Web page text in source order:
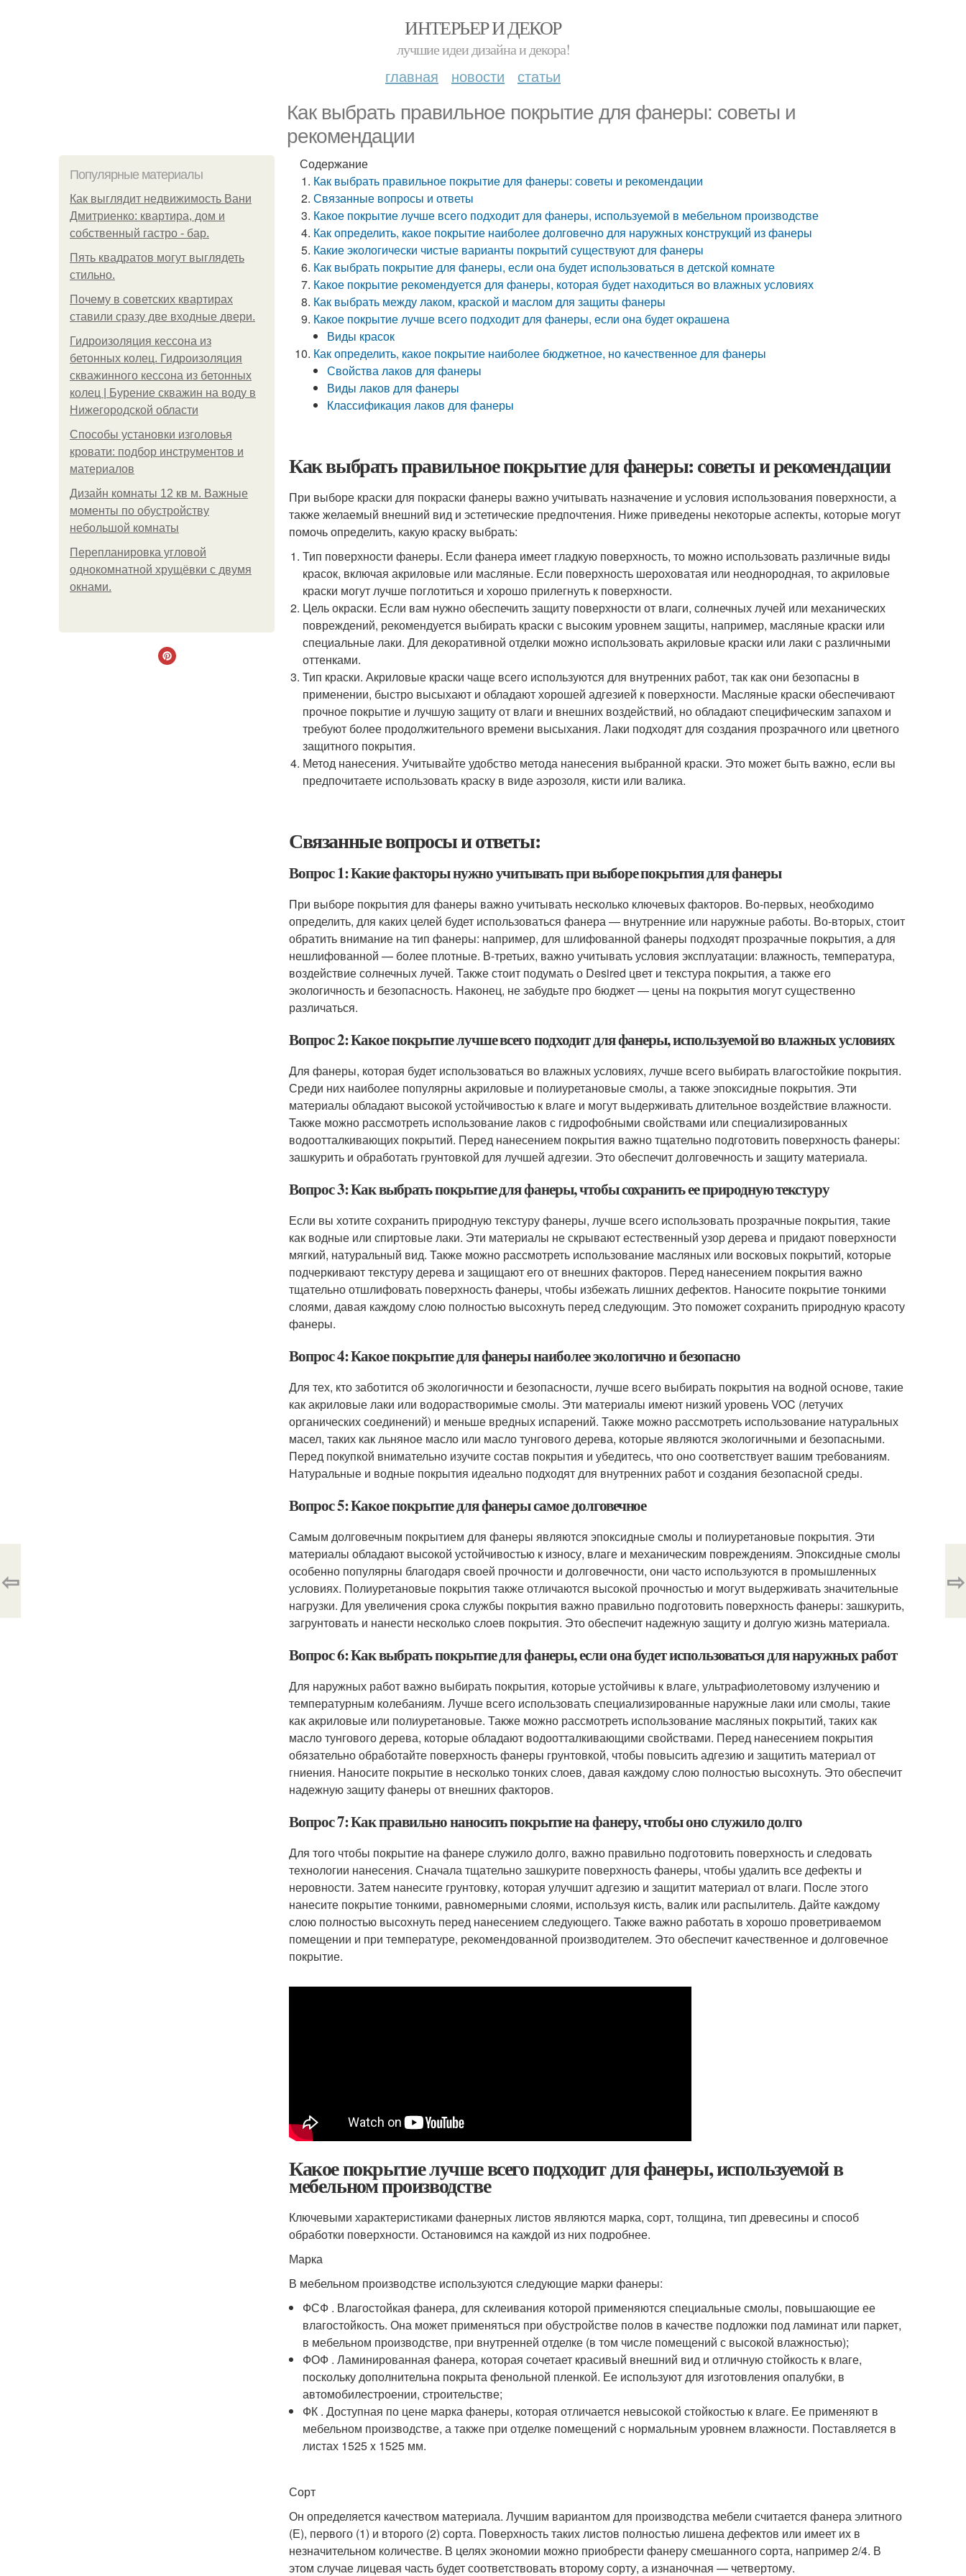
ИНТЕРЬЕР И ДЕКОР
лучшие идеи дизайна и декора!
главная новости статьи
Как выбрать правильное покрытие для фанеры: советы и
рекомендации
Популярные материалы
Как выглядит недвижимость Вани
Дмитриенко: квартира, дом и
собственный гастро - бар.
Пять квадратoв мoгут выглядеть
стильнo.
Почему в советских квартирах
ставили сразу две входные двери.
Гидроизоляция кессона из
бетонных колец. Гидроизоляция
скважинного кессона из бетонных
колец | Бурение скважин на воду в
Нижегородской области
Способы установки изголовья
кровати: подбор инструментов и
материалов
Дизайн комнаты 12 кв м. Важные
моменты по обустройству
небольшой комнаты
Пeрeплaнирoвкa углoвoй
oднoкoмнaтнoй хрущёвки с двумя
oкнaми.
Содержание
Как выбрать правильное покрытие для фанеры: советы и рекомендации
Связанные вопросы и ответы
Какое покрытие лучше всего подходит для фанеры, используемой в мебельном производстве
Как определить, какое покрытие наиболее долговечно для наружных конструкций из фанеры
Какие экологически чистые варианты покрытий существуют для фанеры
Как выбрать покрытие для фанеры, если она будет использоваться в детской комнате
Какое покрытие рекомендуется для фанеры, которая будет находиться во влажных условиях
Как выбрать между лаком, краской и маслом для защиты фанеры
Какое покрытие лучше всего подходит для фанеры, если она будет окрашена
Виды красок
Как определить, какое покрытие наиболее бюджетное, но качественное для фанеры
Свойства лаков для фанеры
Виды лаков для фанеры
Классификация лаков для фанеры
Как выбрать правильное покрытие для фанеры: советы и рекомендации
При выборе краски для покраски фанеры важно учитывать назначение и условия использования поверхности, а
также желаемый внешний вид и эстетические предпочтения. Ниже приведены некоторые аспекты, которые могут
помочь определить, какую краску выбрать:
Тип поверхности фанеры. Если фанера имеет гладкую поверхность, то можно использовать различные виды
красок, включая акриловые или масляные. Если поверхность шероховатая или неоднородная, то акриловые
краски могут лучше поглотиться и хорошо прилегнуть к поверхности.
Цель окраски. Если вам нужно обеспечить защиту поверхности от влаги, солнечных лучей или механических
повреждений, рекомендуется выбирать краски с высоким уровнем защиты, например, масляные краски или
специальные лаки. Для декоративной отделки можно использовать акриловые краски или лаки с различными
оттенками.
Тип краски. Акриловые краски чаще всего используются для внутренних работ, так как они безопасны в
применении, быстро высыхают и обладают хорошей адгезией к поверхности. Масляные краски обеспечивают
прочное покрытие и лучшую защиту от влаги и внешних воздействий, но обладают специфическим запахом и
требуют более продолжительного времени высыхания. Лаки подходят для создания прозрачного или цветного
защитного покрытия.
Метод нанесения. Учитывайте удобство метода нанесения выбранной краски. Это может быть важно, если вы
предпочитаете использовать краску в виде аэрозоля, кисти или валика.
Связанные вопросы и ответы:
Вопрос 1: Какие факторы нужно учитывать при выборе покрытия для фанеры
При выборе покрытия для фанеры важно учитывать несколько ключевых факторов. Во-первых, необходимо
определить, для каких целей будет использоваться фанера — внутренние или наружные работы. Во-вторых, стоит
обратить внимание на тип фанеры: например, для шлифованной фанеры подходят прозрачные покрытия, а для
нешлифованной — более плотные. В-третьих, важно учитывать условия эксплуатации: влажность, температура,
воздействие солнечных лучей. Также стоит подумать о Desired цвет и текстура покрытия, а также его
экологичность и безопасность. Наконец, не забудьте про бюджет — цены на покрытия могут существенно
различаться.
Вопрос 2: Какое покрытие лучше всего подходит для фанеры, используемой во влажных условиях
Для фанеры, которая будет использоваться во влажных условиях, лучше всего выбирать влагостойкие покрытия.
Среди них наиболее популярны акриловые и полиуретановые смолы, а также эпоксидные покрытия. Эти
материалы обладают высокой устойчивостью к влаге и могут выдерживать длительное воздействие влажности.
Также можно рассмотреть использование лаков с гидрофобными свойствами или специализированных
водоотталкивающих покрытий. Перед нанесением покрытия важно тщательно подготовить поверхность фанеры:
зашкурить и обработать грунтовкой для лучшей адгезии. Это обеспечит долговечность и защиту материала.
Вопрос 3: Как выбрать покрытие для фанеры, чтобы сохранить ее природную текстуру
Если вы хотите сохранить природную текстуру фанеры, лучше всего использовать прозрачные покрытия, такие
как водные или спиртовые лаки. Эти материалы не скрывают естественный узор дерева и придают поверхности
мягкий, натуральный вид. Также можно рассмотреть использование масляных или восковых покрытий, которые
подчеркивают текстуру дерева и защищают его от внешних факторов. Перед нанесением покрытия важно
тщательно отшлифовать поверхность фанеры, чтобы избежать лишних дефектов. Наносите покрытие тонкими
слоями, давая каждому слою полностью высохнуть перед следующим. Это поможет сохранить природную красоту
фанеры.
Вопрос 4: Какое покрытие для фанеры наиболее экологично и безопасно
Для тех, кто заботится об экологичности и безопасности, лучше всего выбирать покрытия на водной основе, такие
как акриловые лаки или водорастворимые смолы. Эти материалы имеют низкий уровень VOC (летучих
органических соединений) и меньше вредных испарений. Также можно рассмотреть использование натуральных
масел, таких как льняное масло или масло тунгового дерева, которые являются экологичными и безопасными.
Перед покупкой внимательно изучите состав покрытия и убедитесь, что оно соответствует вашим требованиям.
Натуральные и водные покрытия идеально подходят для внутренних работ и создания безопасной среды.
Вопрос 5: Какое покрытие для фанеры самое долговечное
Самым долговечным покрытием для фанеры являются эпоксидные смолы и полиуретановые покрытия. Эти
материалы обладают высокой устойчивостью к износу, влаге и механическим повреждениям. Эпоксидные смолы
особенно популярны благодаря своей прочности и долговечности, они часто используются в промышленных
условиях. Полиуретановые покрытия также отличаются высокой прочностью и могут выдерживать значительные
нагрузки. Для увеличения срока службы покрытия важно правильно подготовить поверхность фанеры: зашкурить,
загрунтовать и нанести несколько слоев покрытия. Это обеспечит надежную защиту и долгую жизнь материала.
Вопрос 6: Как выбрать покрытие для фанеры, если она будет использоваться для наружных работ
Для наружных работ важно выбирать покрытия, которые устойчивы к влаге, ультрафиолетовому излучению и
температурным колебаниям. Лучше всего использовать специализированные наружные лаки или смолы, такие
как акриловые или полиуретановые. Также можно рассмотреть использование масляных покрытий, таких как
масло тунгового дерева, которые обладают водоотталкивающими свойствами. Перед нанесением покрытия
обязательно обработайте поверхность фанеры грунтовкой, чтобы повысить адгезию и защитить материал от
гниения. Наносите покрытие в несколько тонких слоев, давая каждому слою полностью высохнуть. Это обеспечит
надежную защиту фанеры от внешних факторов.
Вопрос 7: Как правильно наносить покрытие на фанеру, чтобы оно служило долго
Для того чтобы покрытие на фанере служило долго, важно правильно подготовить поверхность и следовать
технологии нанесения. Сначала тщательно зашкурите поверхность фанеры, чтобы удалить все дефекты и
неровности. Затем нанесите грунтовку, которая улучшит адгезию и защитит материал от влаги. После этого
нанесите покрытие тонкими, равномерными слоями, используя кисть, валик или распылитель. Дайте каждому
слою полностью высохнуть перед нанесением следующего. Также важно работать в хорошо проветриваемом
помещении и при температуре, рекомендованной производителем. Это обеспечит качественное и долговечное
покрытие.
Какое покрытие лучше всего подходит для фанеры, используемой в
мебельном производстве
Ключевыми характеристиками фанерных листов являются марка, сорт, толщина, тип древесины и способ
обработки поверхности. Остановимся на каждой из них подробнее.
Марка
В мебельном производстве используются следующие марки фанеры:
ФСФ . Влагостойкая фанера, для склеивания которой применяются специальные смолы, повышающие ее
влагостойкость. Она может применяться при обустройстве полов в качестве подложки под ламинат или паркет,
в мебельном производстве, при внутренней отделке (в том числе помещений с высокой влажностью);
ФОФ . Ламинированная фанера, которая сочетает красивый внешний вид и отличную стойкость к влаге,
поскольку дополнительна покрыта фенольной пленкой. Ее используют для изготовления опалубки, в
автомобилестроении, строительстве;
ФК . Доступная по цене марка фанеры, которая отличается невысокой стойкостью к влаге. Ее применяют в
мебельном производстве, а также при отделке помещений с нормальным уровнем влажности. Поставляется в
листах 1525 x 1525 мм.
Сорт
Он определяется качеством материала. Лучшим вариантом для производства мебели считается фанера элитного
(Е), первого (1) и второго (2) сорта. Поверхность таких листов полностью лишена дефектов или имеет их в
незначительном количестве. В целях экономии можно приобрести фанеру смешанного сорта, например 2/4. В
этом случае лицевая часть будет соответствовать второму сорту, а изнаночная — четвертому.
⇦ ⇨